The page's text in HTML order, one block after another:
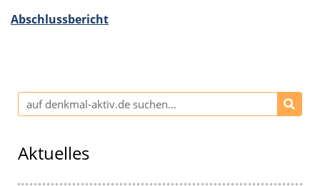
Abschluss­be­richt
Aktuelles